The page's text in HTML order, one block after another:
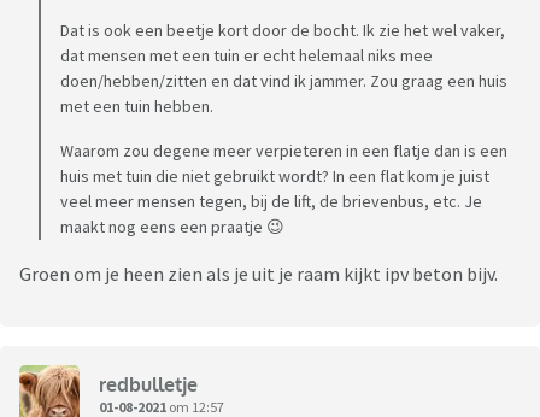
Dat is ook een beetje kort door de bocht. Ik zie het wel vaker,
dat mensen met een tuin er echt helemaal niks mee
doen/hebben/zitten en dat vind ik jammer. Zou graag een huis
met een tuin hebben.
Waarom zou degene meer verpieteren in een flatje dan is een
huis met tuin die niet gebruikt wordt? In een flat kom je juist
veel meer mensen tegen, bij de lift, de brievenbus, etc. Je
maakt nog eens een praatje 😉
Groen om je heen zien als je uit je raam kijkt ipv beton bijv.
redbulletje
01-08-2021 om 12:57